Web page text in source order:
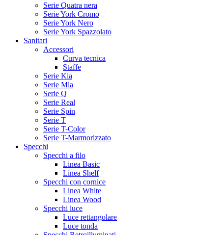
Serie Quatra nera
Serie York Cromo
Serie York Nero
Serie York Spazzolato
Sanitari
Accessori
Curva tecnica
Staffe
Serie Kia
Serie Mia
Serie Q
Serie Real
Serie Spin
Serie T
Serie T-Color
Serie T-Marmorizzato
Specchi
Specchi a filo
Linea Basic
Linea Shelf
Specchi con cornice
Linea White
Linea Wood
Specchi luce
Luce rettangolare
Luce tonda